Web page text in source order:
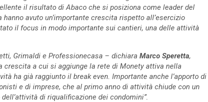
il risultato di Abaco che si posiziona come leader del
avuto un’importante crescita rispetto all’esercizio
il focus in modo importante sui cantieri, una delle attività
Grimaldi e Professionecasa – dichiara Marco Speretta,
a cui si aggiunge la rete di Monety attiva nella
ha già raggiunto il break even. Importante anche l’apporto di
e di imprese, che al primo anno di attività chiude con un
di riqualificazione dei condomini”.